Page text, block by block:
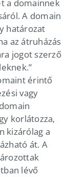
a domainnek
A domain
határozat
az átruházás
jogot szerző
érintő
vagy
korlátozza,
kizárólag a
át. A
lévő